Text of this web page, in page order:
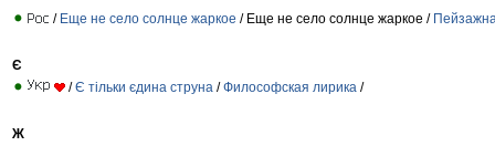
/ Еще не село солнце жаркое / Еще не село солнце жаркое /
Є
/Є тільки єдина струна /Философская лирика /
Ж